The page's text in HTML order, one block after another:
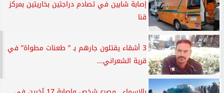
إصابة شابين في تصادم دراجتين بخاريتين بمركز
قنا
3 أشقاء يقتلون جارهم بـ ” طعنات مطواة” في
قرية الشعراني...